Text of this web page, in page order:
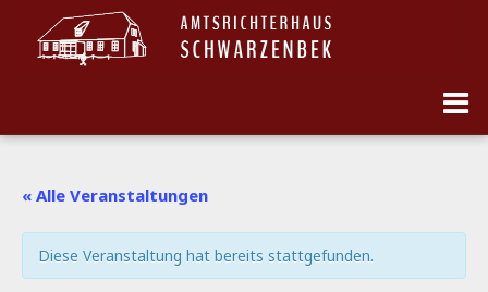
« Alle Veranstaltungen
Diese Veranstaltung hat bereits stattgefunden.